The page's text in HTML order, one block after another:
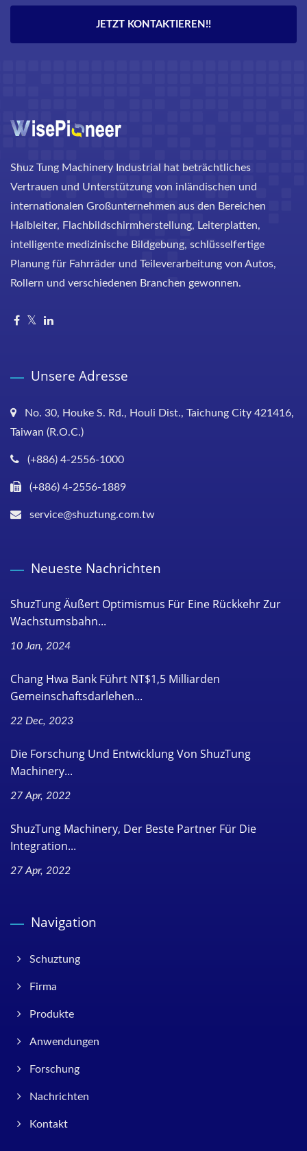
JETZT KONTAKTIEREN!!
Shuz Tung Machinery Industrial hat beträchtliches
Vertrauen und Unterstützung von inländischen und
internationalen Großunternehmen aus den Bereichen
Halbleiter, Flachbildschirmherstellung, Leiterplatten,
intelligente medizinische Bildgebung, schlüsselfertige
Planung für Fahrräder und Teileverarbeitung von Autos,
Rollern und verschiedenen Branchen gewonnen.
Unsere Adresse
No. 30, Houke S. Rd., Houli Dist., Taichung City 421416,
Taiwan (R.O.C.)
(+886) 4-2556-1000
(+886) 4-2556-1889
service@shuztung.com.tw
Neueste Nachrichten
ShuzTung Äußert Optimismus Für Eine Rückkehr Zur
Wachstumsbahn...
10 Jan, 2024
Chang Hwa Bank Führt NT$1,5 Milliarden
Gemeinschaftsdarlehen...
22 Dec, 2023
Die Forschung Und Entwicklung Von ShuzTung
Machinery...
27 Apr, 2022
ShuzTung Machinery, Der Beste Partner Für Die
Integration...
27 Apr, 2022
Navigation
Schuztung
Firma
Produkte
Anwendungen
Forschung
Nachrichten
Kontakt